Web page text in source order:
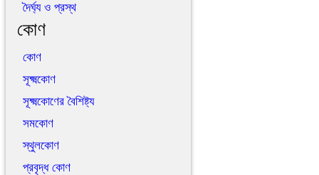
দৈর্ঘ্য ও প্রস্থ
কোণ
কোণ
সূক্ষ্মকোণ
সূক্ষ্মকোণের বৈশিষ্ট্য
সমকোণ
স্থুলকোণ
প্রবৃদ্ধ কোণ